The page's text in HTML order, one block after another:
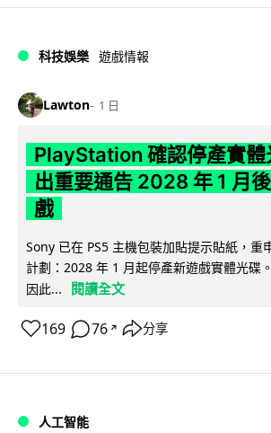
科技娛樂 遊戲情報
Lawton 1 日
PlayStation 確認停產實體
出重要通告 2028 年 1 月
戲
Sony 已在 PS5 主機包裝加貼提示貼紙，重
計劃：2028 年 1 月起停產新遊戲實體光碟
因此...
閱讀全文
169 76 ↗ 分享
人工智能